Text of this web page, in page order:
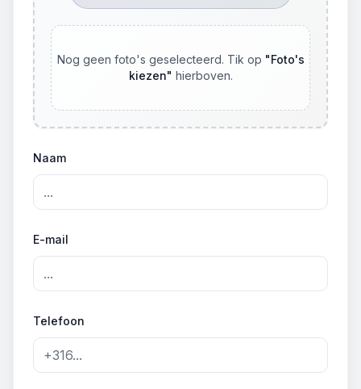
Nog geen foto's geselecteerd. Tik op "Foto's
kiezen" hierboven.
Naam
E-mail
Telefoon